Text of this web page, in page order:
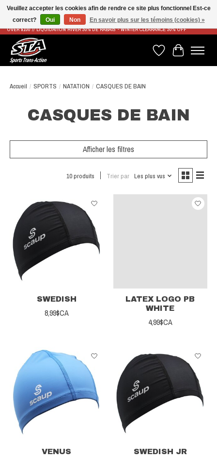
LIVRAISON RAPIDE ET GRATUITE À PARTIR DE 100$ - FAST & FREE SHIPPING ON ORDERS
OVER $100 // LIQUIDATION HIVER 30% DE RABAIS - WINTER CLEARANCE 30% OFF
Liste de souhaits
Panier
Accueil / SPORTS / NATATION / CASQUES DE BAIN
CASQUES DE BAIN
Afficher les filtres
10 produits Trier par Les plus vus
SWEDISH
8,99$CA
LATEX LOGO PB
WHITE
4,99$CA
VENUS SWEDISH JR
Veuillez accepter les cookies afin de rendre ce site plus fonctionnel Est-ce
correct?
Oui Non En savoir plus sur les témoins (cookies) »